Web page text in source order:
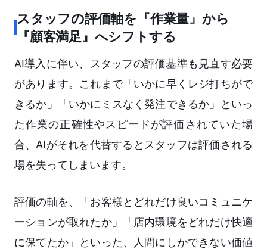
スタッフの評価軸を『作業量』から
『顧客満足』へシフトする
AI導入に伴い、スタッフの評価基準も見直す必要
があります。これまで「いかに早くレジ打ちがで
きるか」「いかにミスなく発注できるか」といっ
た作業の正確性やスピードが評価されていた場
合、AIがそれを代替するとスタッフは評価される
場を失ってしまいます。
評価の軸を、「お客様とどれだけ良いコミュニケ
ーションが取れたか」「店内環境をどれだけ快適
に保てたか」といった、人間にしかできない価値